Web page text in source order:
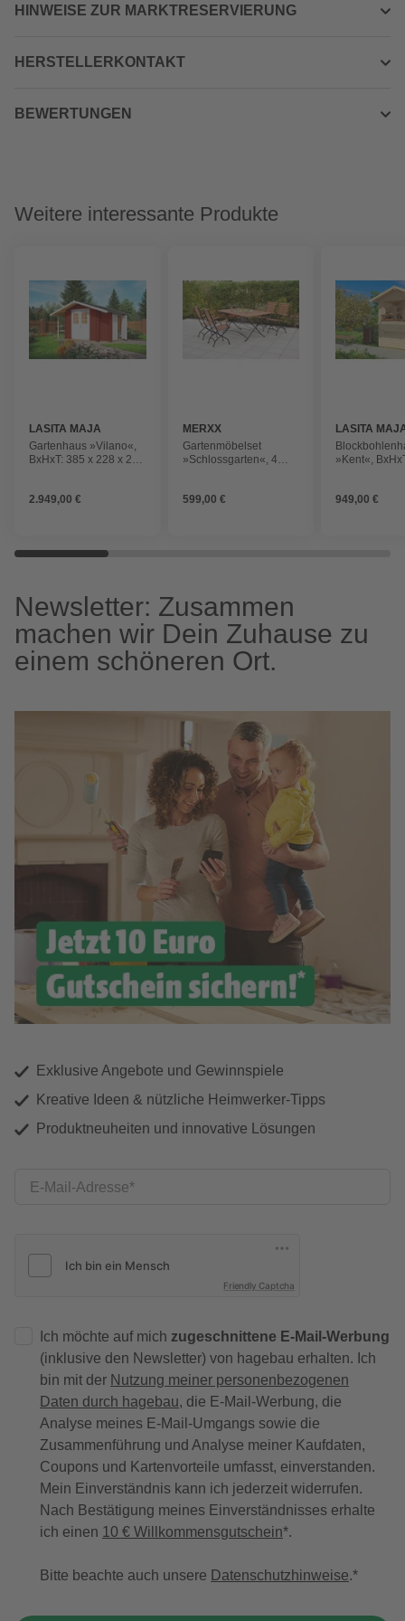
HINWEISE ZUR MARKTRESERVIERUNG
HERSTELLERKONTAKT
BEWERTUNGEN
Weitere interessante Produkte
LASITA MAJA
Gartenhaus »Vilano«,
BxHxT: 385 x 228 x 220
schwedenrot
2.949,00 €
MERXX
Gartenmöbelset
»Schlossgarten«, 4
599,00 €
LASITA
»Kent«,
949,00 €
Newsletter: Zusammen
machen wir Dein Zuhause zu
einem schöneren Ort.
Exklusive Angebote und Gewinnspiele
Kreative Ideen & nützliche Heimwerker-Tipps
Produktneuheiten und innovative Lösungen
E-Mail-Adresse
Friendly Captcha
Ich möchte auf mich zugeschnittene E-Mail-Werbung
(inklusive den Newsletter) von hagebau erhalten. Ich
bin mit der Nutzung meiner personenbezogenen
Daten durch hagebau, die E-Mail-Werbung, die
Analyse meines E-Mail-Umgangs sowie die
Zusammenführung und Analyse meiner Kaufdaten,
Coupons und Kartenvorteile umfasst, einverstanden.
Mein Einverständnis kann ich jederzeit widerrufen.
Nach Bestätigung meines Einverständnisses erhalte
ich einen 10 € Willkommensgutschein*.
Bitte beachte auch unsere Datenschutzhinweise.